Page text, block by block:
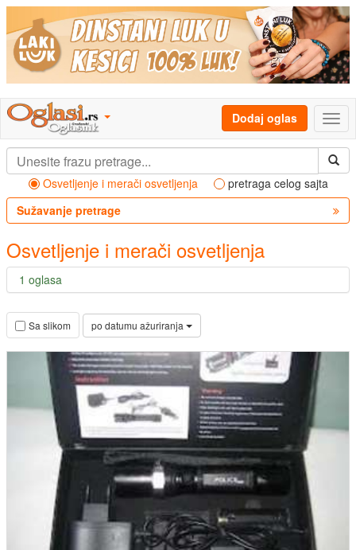
Dodaj oglas
Osvetljenje i merači osvetljenja
pretraga celog sajta
Sužavanje pretrage
Osvetljenje i merači osvetljenja
1 oglasa
Sa slikom po datumu ažuriranja